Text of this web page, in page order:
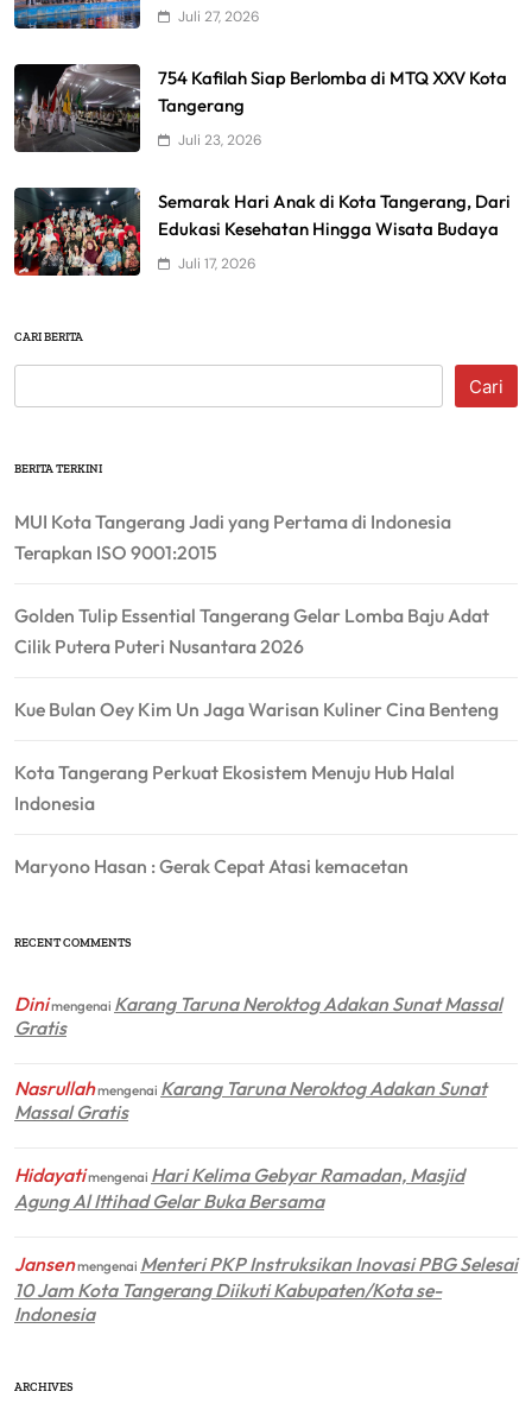
Juli 27, 2026
754 Kafilah Siap Berlomba di MTQ XXV Kota
Tangerang
Juli 23, 2026
Semarak Hari Anak di Kota Tangerang, Dari
Edukasi Kesehatan Hingga Wisata Budaya
Juli 17, 2026
CARI BERITA
Cari
BERITA TERKINI
MUI Kota Tangerang Jadi yang Pertama di Indonesia
Terapkan ISO 9001:2015
Golden Tulip Essential Tangerang Gelar Lomba Baju Adat
Cilik Putera Puteri Nusantara 2026
Kue Bulan Oey Kim Un Jaga Warisan Kuliner Cina Benteng
Kota Tangerang Perkuat Ekosistem Menuju Hub Halal
Indonesia
Maryono Hasan : Gerak Cepat Atasi kemacetan
RECENT COMMENTS
Dinimengenai Karang Taruna Neroktog Adakan Sunat Massal
Gratis
Nasrullahmengenai Karang Taruna Neroktog Adakan Sunat
Massal Gratis
Hidayatimengenai Hari Kelima Gebyar Ramadan, Masjid
Agung Al Ittihad Gelar Buka Bersama
Jansenmengenai Menteri PKP Instruksikan Inovasi PBG Selesai
10 Jam Kota Tangerang Diikuti Kabupaten/Kota se-
Indonesia
ARCHIVES